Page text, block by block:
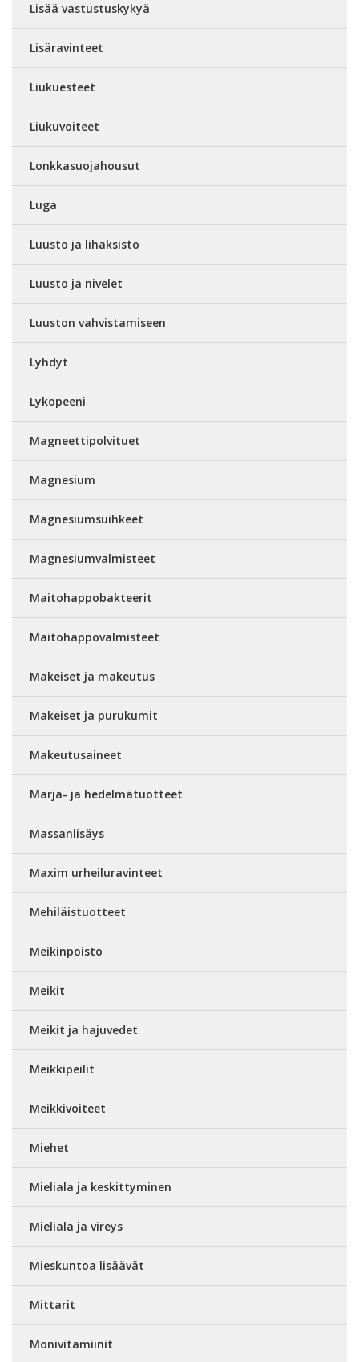
Lisää vastustuskykyä
Lisäravinteet
Liukuesteet
Liukuvoiteet
Lonkkasuojahousut
Luga
Luusto ja lihaksisto
Luusto ja nivelet
Luuston vahvistamiseen
Lyhdyt
Lykopeeni
Magneettipolvituet
Magnesium
Magnesiumsuihkeet
Magnesiumvalmisteet
Maitohappobakteerit
Maitohappovalmisteet
Makeiset ja makeutus
Makeiset ja purukumit
Makeutusaineet
Marja- ja hedelmätuotteet
Massanlisäys
Maxim urheiluravinteet
Mehiläistuotteet
Meikinpoisto
Meikit
Meikit ja hajuvedet
Meikkipeilit
Meikkivoiteet
Miehet
Mieliala ja keskittyminen
Mieliala ja vireys
Mieskuntoa lisäävät
Mittarit
Monivitamiinit